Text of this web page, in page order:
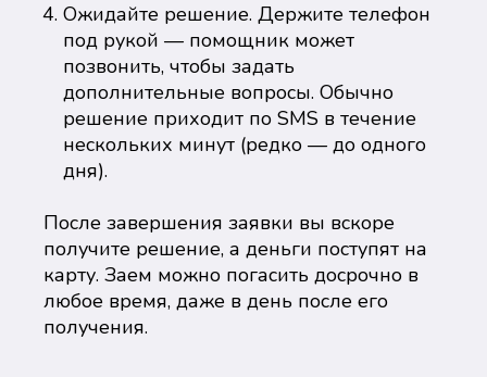
Ожидайте решение. Держите телефон
под рукой — помощник может
позвонить, чтобы задать
дополнительные вопросы. Обычно
решение приходит по SMS в течение
нескольких минут (редко — до одного
дня).
После завершения заявки вы вскоре
получите решение, а деньги поступят на
карту. Заем можно погасить досрочно в
любое время, даже в день после его
получения.